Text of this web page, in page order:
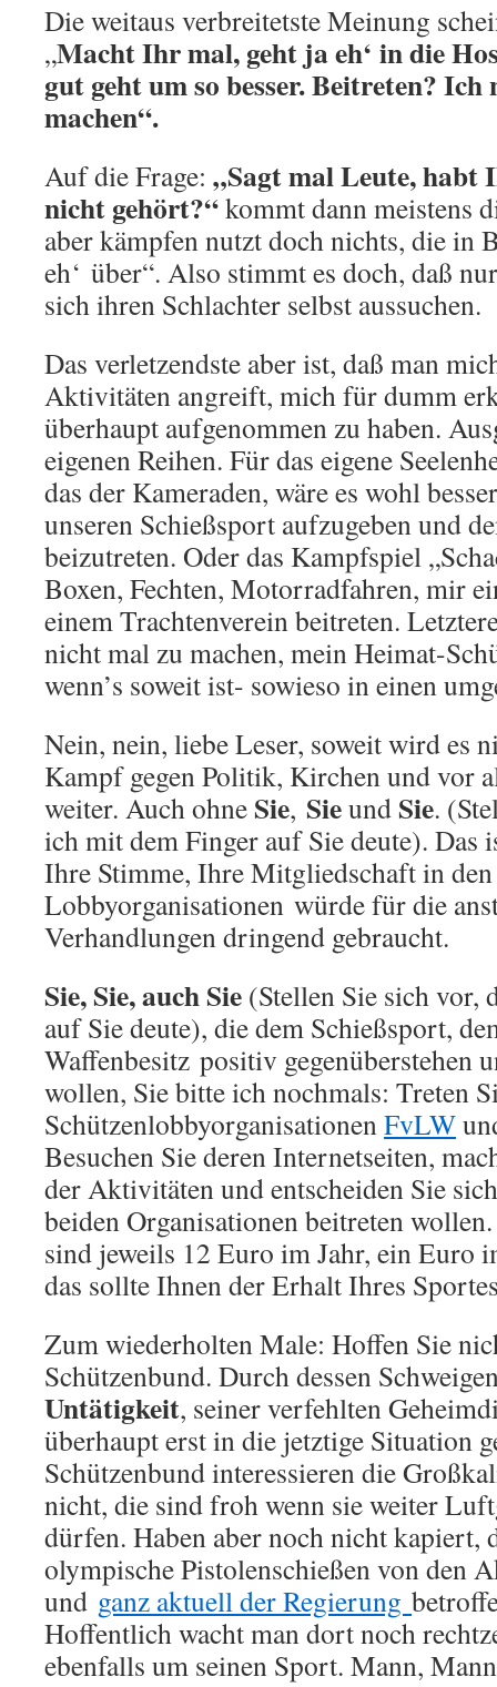
Die weitaus verbreitetste Meinung
„Macht Ihr mal, geht ja eh‘ in die
gut geht um so besser. Beitreten?
machen“.
Auf die Frage: „Sagt mal Leute, habt
nicht gehört?“kommt dann meistens
aber kämpfen nutzt doch nichts, die in
eh‘ über“. Also stimmt es doch, daß
sich ihren Schlachter selbst aussuchen.
Das verletzendste aber ist, daß man
Aktivitäten angreift, mich für dumm
überhaupt aufgenommen zu haben.
eigenen Reihen. Für das eigene
das der Kameraden, wäre es wohl
unseren Schießsport aufzugeben und
beizutreten. Oder das Kampfspiel
Boxen, Fechten, Motorradfahren, mir
einem Trachtenverein beitreten.
nicht mal zu machen, mein Heimat-
wenn’s soweit ist- sowieso in einen
Nein, nein, liebe Leser, soweit wird es
Kampf gegen Politik, Kirchen und vor
weiter. Auch ohne Sie, Sieund Sie.
ich mit dem Finger auf Sie deute). Das
Ihre Stimme, Ihre Mitgliedschaft in den
Lobbyorganisationen würde für die
Verhandlungen dringend gebraucht.
Sie, Sie, auch Sie (Stellen Sie sich vor,
auf Sie deute), die dem Schießsport,
Waffenbesitz positiv gegenüberstehen
wollen, Sie bitte ich nochmals: Treten
SchützenlobbyorganisationenFvLW
Besuchen Sie deren Internetseiten,
der Aktivitäten und entscheiden Sie
beiden Organisationen beitreten
sind jeweils 12 Euro im Jahr, ein Euro
das sollte Ihnen der Erhalt Ihres
Zum wiederholten Male: Hoffen Sie
Schützenbund. Durch dessen
Untätigkeit, seiner verfehlten
überhaupt erst in die jetztige Situation
Schützenbund interessieren die
nicht, die sind froh wenn sie weiter
dürfen. Haben aber noch nicht kapiert,
olympische Pistolenschießen von den
und ganz aktuell der Regierung
Hoffentlich wacht man dort noch
ebenfalls um seinen Sport. Mann,